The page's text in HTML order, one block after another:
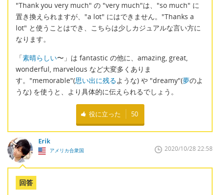
"Thank you very much" の "very much"は、"so much" に
置き換えられますが、"a lot" にはできません。"Thanks a
lot" と使うことはでき、こちらは少しカジュアルな言い方に
なります。
「素晴らしい〜」は fantastic の他に、amazing, great,
wonderful, marvelous など大変多くありま
す。"memorable"(思い出に残るような) や "dreamy"(夢のよ
うな) を使うと、より具体的に伝えられるでしょう。
役に立った 50
Erik
アメリカ合衆国 2020/10/28 22:58
回答